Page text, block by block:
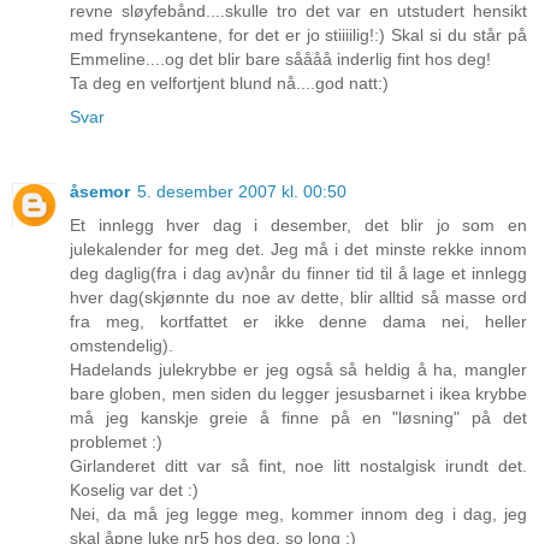
revne sløyfebånd....skulle tro det var en utstudert hensikt
med frynsekantene, for det er jo stiiiilig!:) Skal si du står på
Emmeline....og det blir bare såååå inderlig fint hos deg!
Ta deg en velfortjent blund nå....god natt:)
Svar
åsemor 5. desember 2007 kl. 00:50
Et innlegg hver dag i desember, det blir jo som en
julekalender for meg det. Jeg må i det minste rekke innom
deg daglig(fra i dag av)når du finner tid til å lage et innlegg
hver dag(skjønnte du noe av dette, blir alltid så masse ord
fra meg, kortfattet er ikke denne dama nei, heller
omstendelig).
Hadelands julekrybbe er jeg også så heldig å ha, mangler
bare globen, men siden du legger jesusbarnet i ikea krybbe
må jeg kanskje greie å finne på en "løsning" på det
problemet :)
Girlanderet ditt var så fint, noe litt nostalgisk irundt det.
Koselig var det :)
Nei, da må jeg legge meg, kommer innom deg i dag, jeg
skal åpne luke nr5 hos deg, so long :)